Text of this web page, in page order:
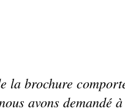
la brochure
avons demandé